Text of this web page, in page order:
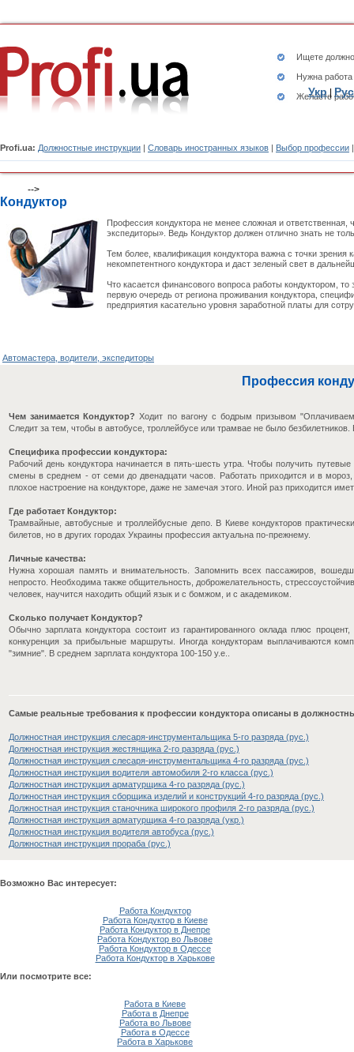
Ищете
Нужна
Желаете
Profi.ua: Должностные инструкции | Словарь иностранных языков | Выбор профессии
Укр| Рус
-->
Кондуктор
Профессия кондуктора не менее сложная и
экспедиторы». Ведь Кондуктор должен отлично знать не
Тем более, квалификация кондуктора важна с точки зрения
некомпетентного кондуктора и даст зеленый свет в
Что касается финансового вопроса работы кондуктором, то
первую очередь от региона проживания кондуктора,
предприятия касательно уровня заработной платы для
Автомастера, водители, экспедиторы
Профессия
Чем занимается Кондуктор? Ходит по вагону с бодрым призывом
Следит за тем, чтобы в автобусе, троллейбусе или трамвае не было
Специфика профессии кондуктора:
Рабочий день кондуктора начинается в пять-шесть утра. Чтобы получить
смены в среднем - от семи до двенадцати часов. Работать приходится и в
плохое настроение на кондукторе, даже не замечая этого. Иной раз приходится
Где работает Кондуктор:
Трамвайные, автобусные и троллейбусные депо. В Киеве кондукторов
билетов, но в других городах Украины профессия актуальна по-прежнему.
Личные качества:
Нужна хорошая память и внимательность. Запомнить всех пассажиров,
непросто. Необходима также общительность, доброжелательность,
человек, научится находить общий язык и с бомжом, и с академиком.
Сколько получает Кондуктор?
Обычно зарплата кондуктора состоит из гарантированного оклада плюс
конкуренция за прибыльные маршруты. Иногда кондукторам выплачиваются
"зимние". В среднем зарплата кондуктора 100-150 у.е..
Самые реальные требования к профессии кондуктора описаны в
Должностная инструкция слесаря-инструментальщика 5-го разряда (рус.)
Должностная инструкция жестянщика 2-го разряда (рус.)
Должностная инструкция слесаря-инструментальщика 4-го разряда (рус.)
Должностная инструкция водителя автомобиля 2-го класса (рус.)
Должностная инструкция арматурщика 4-го разряда (рус.)
Должностная инструкция сборщика изделий и конструкций 4-го разряда (рус.)
Должностная инструкция станочника широкого профиля 2-го разряда (рус.)
Должностная инструкция арматурщика 4-го разряда (укр.)
Должностная инструкция водителя автобуса (рус.)
Должностная инструкция прораба (рус.)
Возможно Вас интересует:
Работа Кондуктор
Работа Кондуктор в Киеве
Работа Кондуктор в Днепре
Работа Кондуктор во Львове
Работа Кондуктор в Одессе
Работа Кондуктор в Харькове
Или посмотрите все:
Работа в Киеве
Работа в Днепре
Работа во Львове
Работа в Одессе
Работа в Харькове